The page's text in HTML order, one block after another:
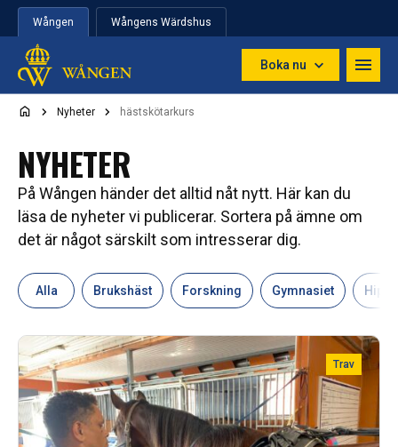
Hoppa till innehåll
Wången Wångens Wärdshus
Boka nu
Nyheter hästskötarkurs
NYHETER
På Wången händer det alltid nåt nytt. Här kan du
läsa de nyheter vi publicerar. Sortera på ämne om
det är något särskilt som intresserar dig.
Alla Brukshäst Forskning Gymnasiet
Trav